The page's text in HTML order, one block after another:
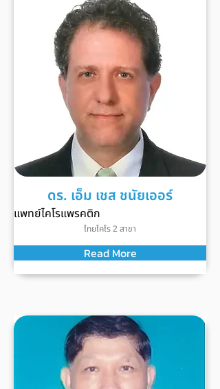
ดร. เอ็ม เชส ชนัยเออร์
แพทย์ไคโรแพรคติก
ไทยไคโร 2 สาขา
Read More